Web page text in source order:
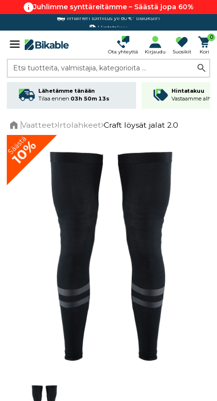
Juhlimme synttäreitämme – Säästä jopa 60%
Hintatakuu
Ota yhteyttä Kirjaudu Suosikit
0
Kori
Etsi tuotteita, valmistajia, kategorioita ...
Lähetämme tänään
Tilaa ennen 03h 50m 12s
Hintatakuu
Vastaamme
Vaatteet Irtolahkeet Craft löysät jalat 2.0
Säästä
10%